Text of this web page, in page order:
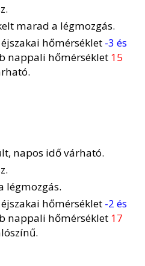
marad a légmozgás.
hőmérséklet -3 és
nappali hőmérséklet 15
napos idő várható.
légmozgás.
hőmérséklet -2 és
nappali hőmérséklet 17